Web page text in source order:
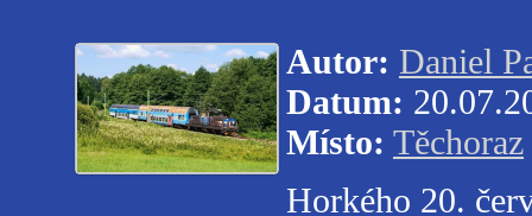
Autor: Daniel
Datum:
Místo: Těchoraz
Horkého 20.